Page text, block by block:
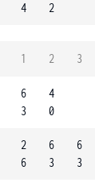
4
2
1 2 3
6
3
4
0
2
6
6
3
6
3